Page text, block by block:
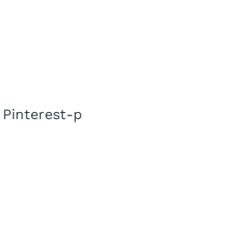
Pinterest-p